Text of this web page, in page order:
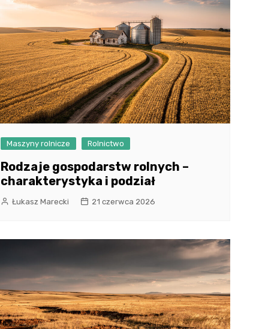
Maszyny rolnicze Rolnictwo
Rodzaje gospodarstw rolnych –
charakterystyka i podział
Łukasz Marecki 21 czerwca 2026